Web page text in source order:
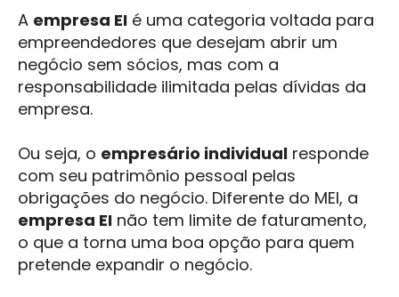
A empresa EI é uma categoria voltada para
empreendedores que desejam abrir um
negócio sem sócios, mas com a
responsabilidade ilimitada pelas dívidas da
empresa.
Ou seja, o empresário individual responde
com seu patrimônio pessoal pelas
obrigações do negócio. Diferente do MEI, a
empresa EI não tem limite de faturamento,
o que a torna uma boa opção para quem
pretende expandir o negócio.